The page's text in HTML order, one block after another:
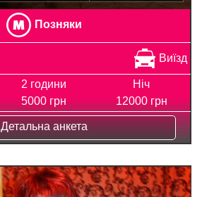
Позняки
Виїзд
2 години
5000 грн
Ніч
12000 грн
Детальна анкета